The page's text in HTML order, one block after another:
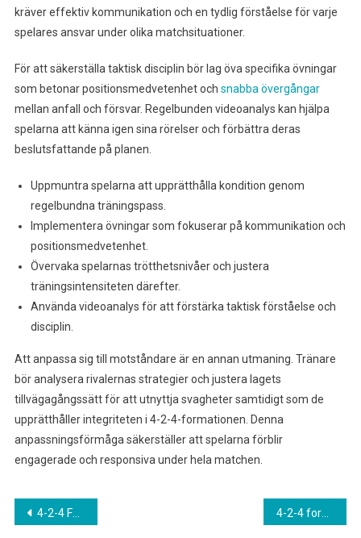
kräver effektiv kommunikation och en tydlig förståelse för varje
spelares ansvar under olika matchsituationer.
För att säkerställa taktisk disciplin bör lag öva specifika övningar
som betonar positionsmedvetenhet och snabba övergångar
mellan anfall och försvar. Regelbunden videoanalys kan hjälpa
spelarna att känna igen sina rörelser och förbättra deras
beslutsfattande på planen.
Uppmuntra spelarna att upprätthålla kondition genom
regelbundna träningspass.
Implementera övningar som fokuserar på kommunikation och
positionsmedvetenhet.
Övervaka spelarnas trötthetsnivåer och justera
träningsintensiteten därefter.
Använda videoanalys för att förstärka taktisk förståelse och
disciplin.
Att anpassa sig till motståndare är en annan utmaning. Tränare
bör analysera rivalernas strategier och justera lagets
tillvägagångssätt för att utnyttja svagheter samtidigt som de
upprätthåller integriteten i 4-2-4-formationen. Denna
anpassningsförmåga säkerställer att spelarna förblir
engagerade och responsiva under hela matchen.
Post
4-2-4 Formation: Ungdomsutveckling i spelarroller, Rollspecialisering, Färdighetsförbättring 4-2-4 formationsstrategier: Avståndstekniker, Breddhantering, Överbelastningsstrategier